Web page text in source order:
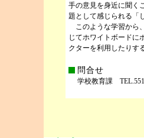
手の意見を身近に聞く
題として感じられる「
このような学習から
じてホワイトボードに
クターを利用したりす
問合せ
学校教育課